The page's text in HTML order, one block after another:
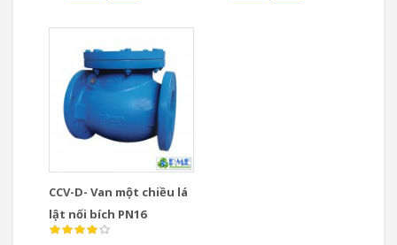
CCV-D- Van một chiều lá
lật nối bích PN16